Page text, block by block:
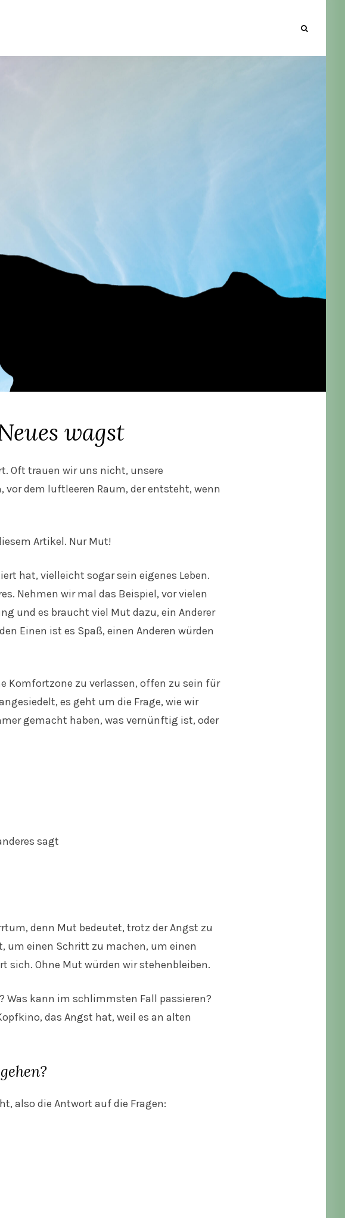
wagst
Oft trauen wir uns nicht, unsere
dem luftleeren Raum, der entsteht, wenn
Artikel. Nur Mut!
hat, vielleicht sogar sein eigenes Leben.
Nehmen wir mal das Beispiel, vor vielen
und es braucht viel Mut dazu, ein Anderer
Einen ist es Spaß, einen Anderen würden
Komfortzone zu verlassen, offen zu sein für
es geht um die Frage, wie wir
gemacht haben, was vernünftig ist, oder
sagt
denn Mut bedeutet, trotz der Angst zu
um einen Schritt zu machen, um einen
sich. Ohne Mut würden wir stehenbleiben.
Was kann im schlimmsten Fall passieren?
das Angst hat, weil es an alten
also die Antwort auf die Fragen: